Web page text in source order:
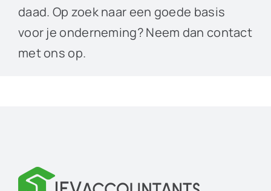
daad. Op zoek naar een goede basis
voor je onderneming? Neem dan contact
met ons op.